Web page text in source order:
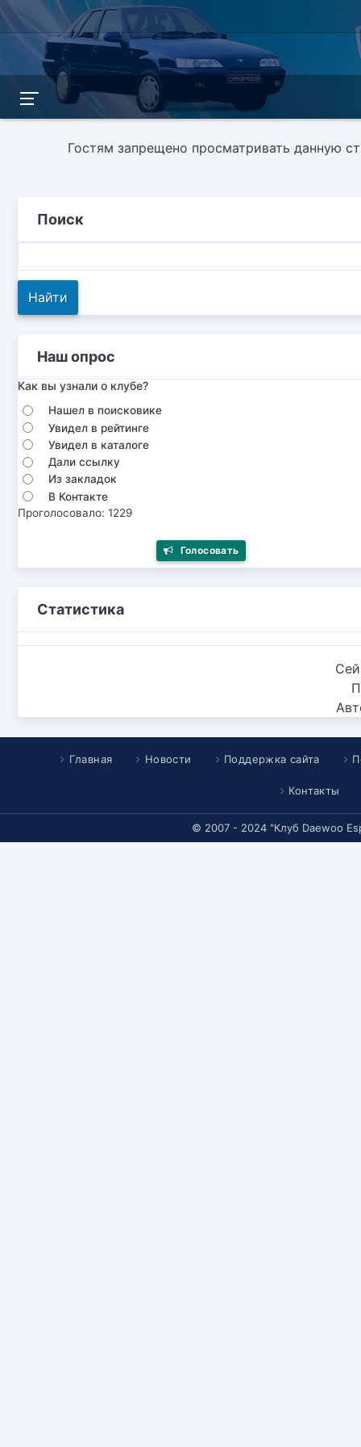
Гостям запрещено просматривать данную
Поиск
Наш опрос
Как вы узнали о клубе?
Нашел в поисковике
Увидел в рейтинге
Увидел в каталоге
Дали ссылку
Из закладок
В Контакте
Проголосовало: 1229
Голосовать
Статистика
Главная Новости Поддержка сайта
Контакты
© 2007 - 2024 "Клуб Daewoo